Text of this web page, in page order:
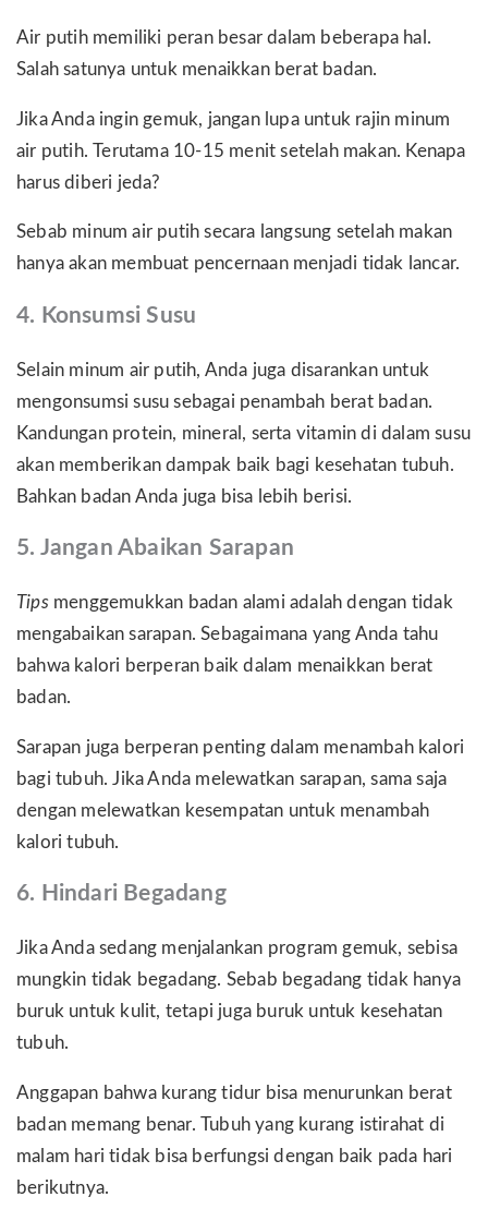
Air putih memiliki peran besar dalam beberapa hal.
Salah satunya untuk menaikkan berat badan.
Jika Anda ingin gemuk, jangan lupa untuk rajin minum
air putih. Terutama 10-15 menit setelah makan. Kenapa
harus diberi jeda?
Sebab minum air putih secara langsung setelah makan
hanya akan membuat pencernaan menjadi tidak lancar.
4. Konsumsi Susu
Selain minum air putih, Anda juga disarankan untuk
mengonsumsi susu sebagai penambah berat badan.
Kandungan protein, mineral, serta vitamin di dalam susu
akan memberikan dampak baik bagi kesehatan tubuh.
Bahkan badan Anda juga bisa lebih berisi.
5. Jangan Abaikan Sarapan
Tips menggemukkan badan alami adalah dengan tidak
mengabaikan sarapan. Sebagaimana yang Anda tahu
bahwa kalori berperan baik dalam menaikkan berat
badan.
Sarapan juga berperan penting dalam menambah kalori
bagi tubuh. Jika Anda melewatkan sarapan, sama saja
dengan melewatkan kesempatan untuk menambah
kalori tubuh.
6. Hindari Begadang
Jika Anda sedang menjalankan program gemuk, sebisa
mungkin tidak begadang. Sebab begadang tidak hanya
buruk untuk kulit, tetapi juga buruk untuk kesehatan
tubuh.
Anggapan bahwa kurang tidur bisa menurunkan berat
badan memang benar. Tubuh yang kurang istirahat di
malam hari tidak bisa berfungsi dengan baik pada hari
berikutnya.